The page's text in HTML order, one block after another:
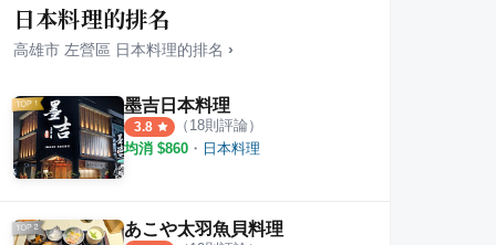
日本料理的排名
高雄市 左營區 日本料理的排名 ›
墨吉日本料理
3.8 （ 18則評論）
均消 $860 ・ 日本料理
あこや太羽魚貝料理